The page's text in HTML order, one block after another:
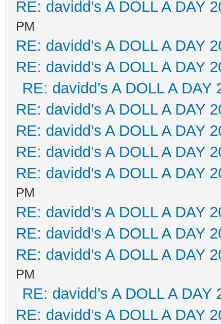
RE: davidd’s A DOLL A DAY
PM
RE: davidd’s A DOLL A DAY
RE: davidd’s A DOLL A DAY
RE: davidd’s A DOLL A DAY
RE: davidd’s A DOLL A DAY
RE: davidd’s A DOLL A DAY
RE: davidd’s A DOLL A DAY
RE: davidd’s A DOLL A DAY
PM
RE: davidd’s A DOLL A DAY
RE: davidd’s A DOLL A DAY
RE: davidd’s A DOLL A DAY
PM
RE: davidd’s A DOLL A DAY
RE: davidd’s A DOLL A DAY